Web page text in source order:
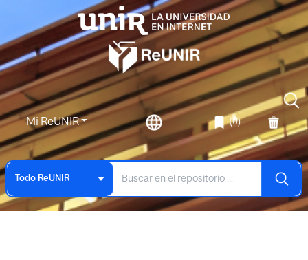
Mi ReUNIR (0)
Todo ReUNIR